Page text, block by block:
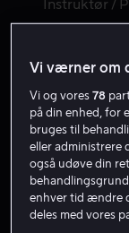
Instruktør
Fra 59 kr
Vi værner om
Vi og vores78
på din enhed, for
bruges til
eller administrere
også udøve din
enhver tid ændre
deles med vores